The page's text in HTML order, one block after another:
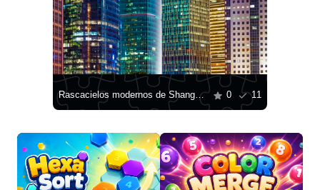
Rascacielos modernos de Shanghái 0 11